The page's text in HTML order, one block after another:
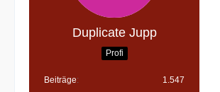
Duplicate Jupp
Profi
Beiträge 1.547